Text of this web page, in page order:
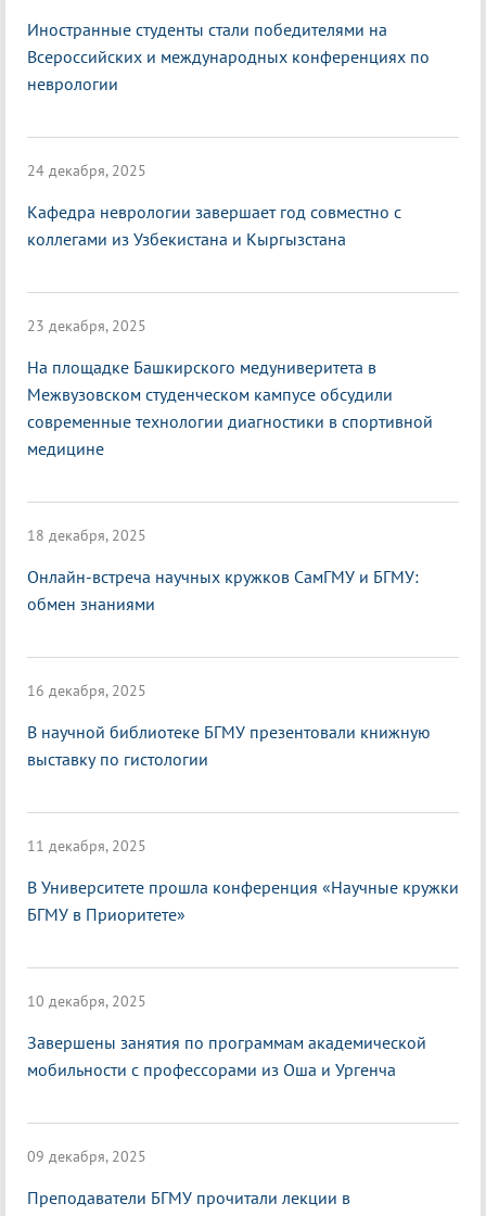
Иностранные студенты стали победителями на
Всероссийских и международных конференциях по
неврологии
24 декабря, 2025
Кафедра неврологии завершает год совместно с
коллегами из Узбекистана и Кыргызстана
23 декабря, 2025
На площадке Башкирского медуниверитета в
Межвузовском студенческом кампусе обсудили
современные технологии диагностики в спортивной
медицине
18 декабря, 2025
Онлайн-встреча научных кружков СамГМУ и БГМУ:
обмен знаниями
16 декабря, 2025
В научной библиотеке БГМУ презентовали книжную
выставку по гистологии
11 декабря, 2025
В Университете прошла конференция «Научные кружки
БГМУ в Приоритете»
10 декабря, 2025
Завершены занятия по программам академической
мобильности с профессорами из Оша и Ургенча
09 декабря, 2025
Преподаватели БГМУ прочитали лекции в